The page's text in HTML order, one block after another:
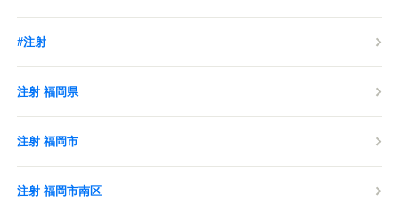
#注射
注射 福岡県
注射 福岡市
注射 福岡市南区